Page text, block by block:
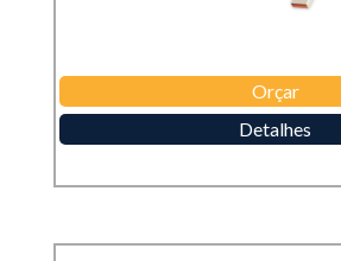
Orçar
Detalhes